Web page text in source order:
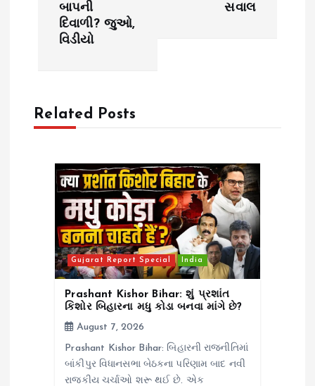
a
બાપની
દિવાળી? જુઓ,
વિડીયો
સવાલ
Related Posts
Gujarat Report Special India
Prashant Kishor Bihar: શું પ્રશાંત
કિશોર બિહારના મધુ કોડા બનવા માંગે છે?
August 7, 2026
Prashant Kishor Bihar: બિહારની રાજનીતિમાં
બાંકીપુર વિધાનસભા બેઠકના પરિણામ બાદ નવી
રાજકીય ચર્ચાઓ શરૂ થઈ છે. એક